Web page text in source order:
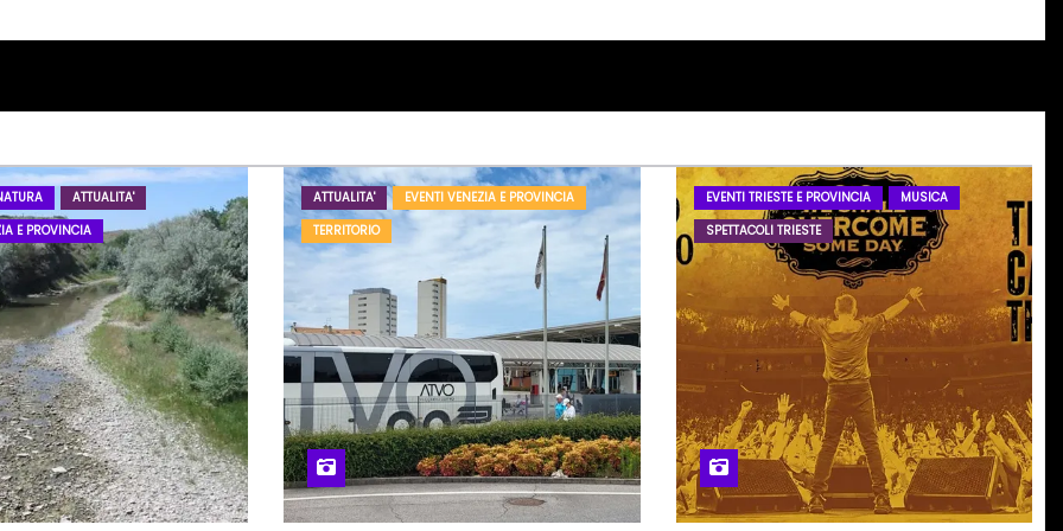
ATTUALITA'
E PROVINCIA
ATTUALITA'
EVENTI VENEZIA E PROVINCIA
TERRITORIO
EVENTI TRIESTE E PROVINCIA
MUSICA
SPETTACOLI TRIESTE